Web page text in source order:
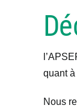
quant
Nous